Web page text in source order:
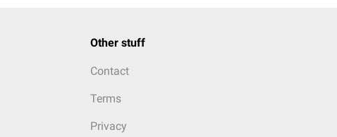
Other stuff
Contact
Terms
Privacy